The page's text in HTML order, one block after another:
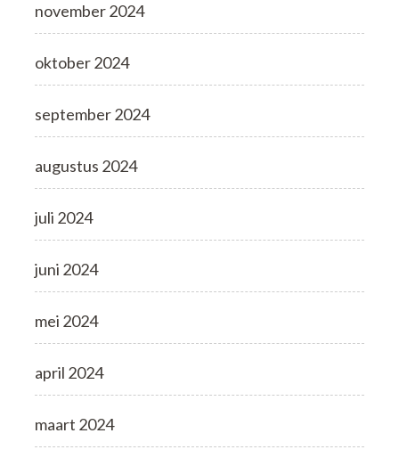
november 2024
oktober 2024
september 2024
augustus 2024
juli 2024
juni 2024
mei 2024
april 2024
maart 2024